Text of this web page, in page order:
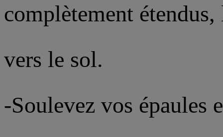
complètement étendus,
vers le sol.
-Soulevez vos épaules